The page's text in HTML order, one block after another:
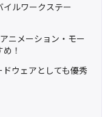
イルワークステー
ニメーション・モー
！
ウェアとしても優秀